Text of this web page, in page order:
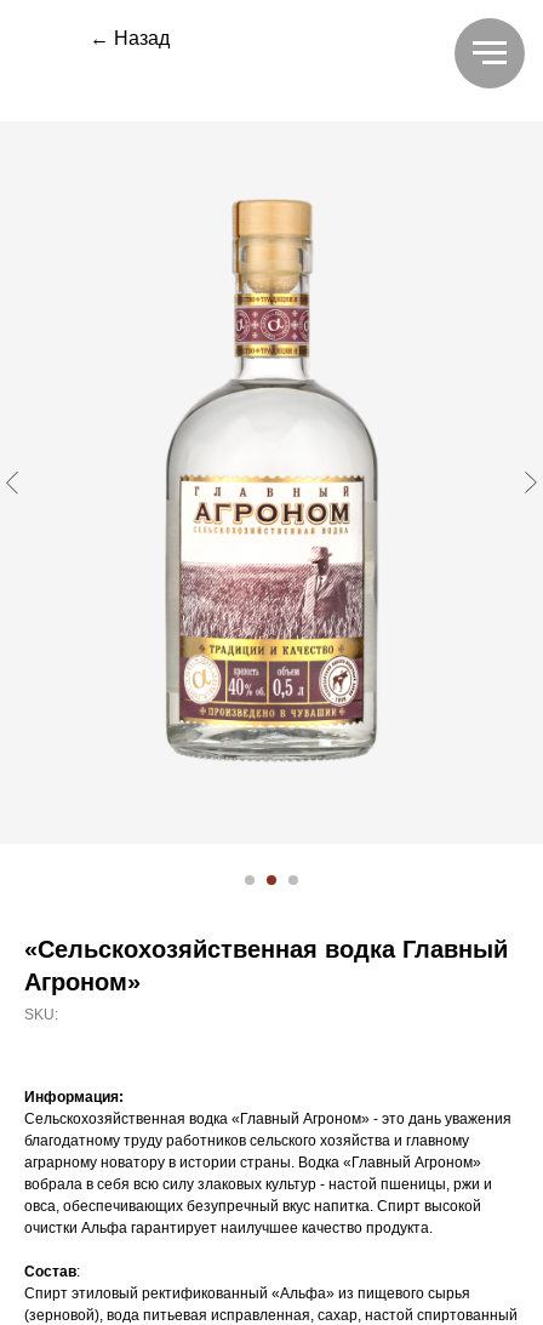
← Назад
«Сельскохозяйственная водка Главный
Агроном»
SKU:
Информация:
Сельскохозяйственная водка «Главный Агроном» - это дань уважения
благодатному труду работников сельского хозяйства и главному
аграрному новатору в истории страны. Водка «Главный Агроном»
вобрала в себя всю силу злаковых культур - настой пшеницы, ржи и
овса, обеспечивающих безупречный вкус напитка. Спирт высокой
очистки Альфа гарантирует наилучшее качество продукта.
Состав:
Спирт этиловый ректификованный «Альфа» из пищевого сырья
(зерновой), вода питьевая исправленная, сахар, настой спиртованный